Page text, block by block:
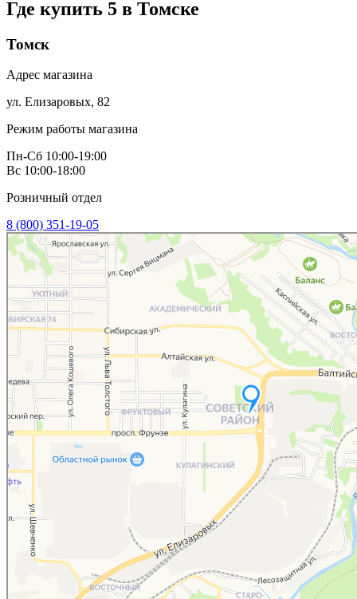
Где купить 5 в Томске
Томск
Адрес магазина
ул. Елизаровых, 82
Режим работы магазина
Пн-Сб 10:00-19:00
Вс 10:00-18:00
Розничный отдел
8 (800) 351-19-05